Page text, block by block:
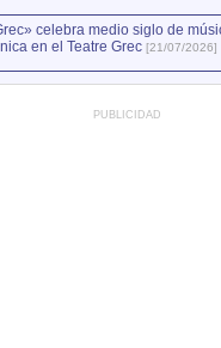
celebra medio siglo de
en el Teatre Grec [21/07/2026]
PUBLICIDAD